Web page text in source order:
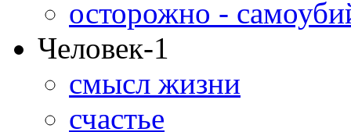
осторожно -
Человек-1
смысл жизни
счастье